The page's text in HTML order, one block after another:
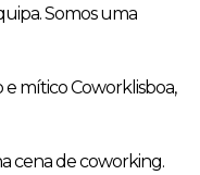
Somos uma
mítico Coworklisboa,
cena de coworking.